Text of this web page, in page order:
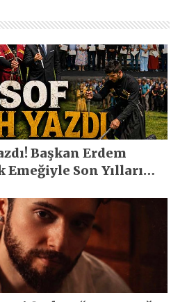
Başkan Erdem
Emeğiyle Son Yılların